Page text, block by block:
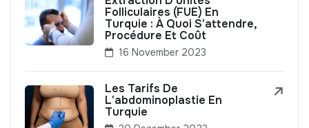
Folliculaires (FUE) En
Turquie : À Quoi S'attendre,
Procédure Et Coût
16 November 2023
Les Tarifs De
L'abdominoplastie En
Turquie